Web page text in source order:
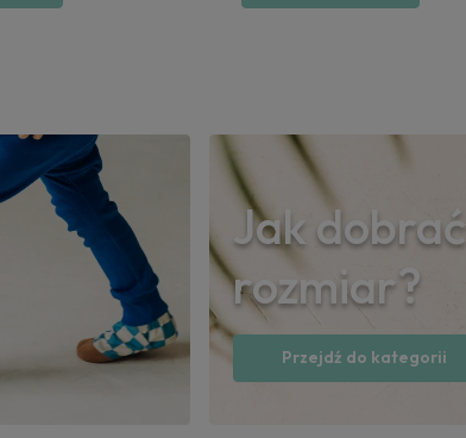
Jak dobrać
rozmiar?
Przejdź do kategorii